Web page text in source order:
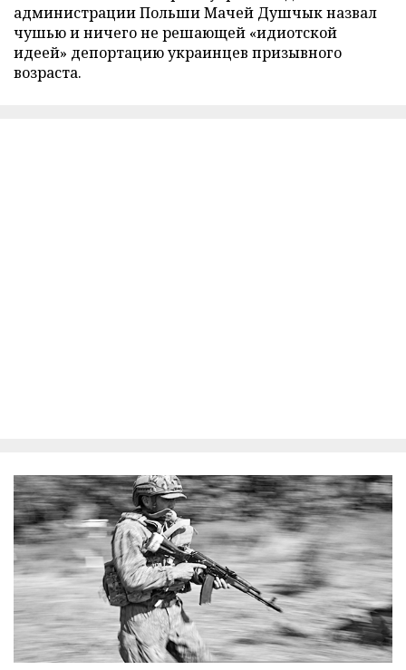
администрации Польши Мачей Душчык назвал
чушью и ничего не решающей «идиотской
идеей» депортацию украинцев призывного
возраста.